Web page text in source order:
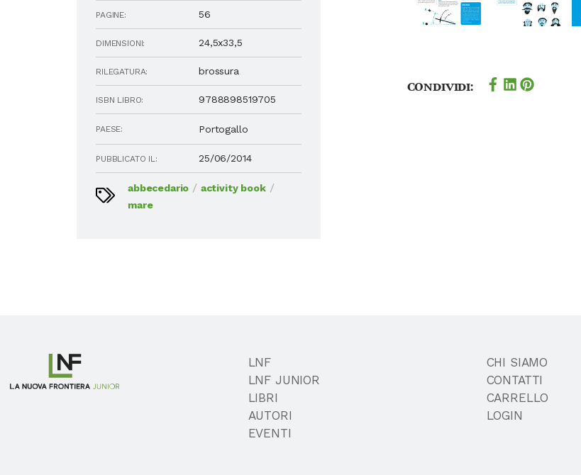
PAGINE: 56
DIMENSIONI: 24,5x33,5
RILEGATURA: brossura
ISBN LIBRO: 9788898519705
PAESE: Portogallo
PUBBLICATO IL: 25/06/2014
abbecedario / activity book/
mare
Condividi:
LNF
LNF JUNIOR
LIBRI
AUTORI
EVENTI
CHI SIAMO
CONTATTI
CARRELLO
LOGIN